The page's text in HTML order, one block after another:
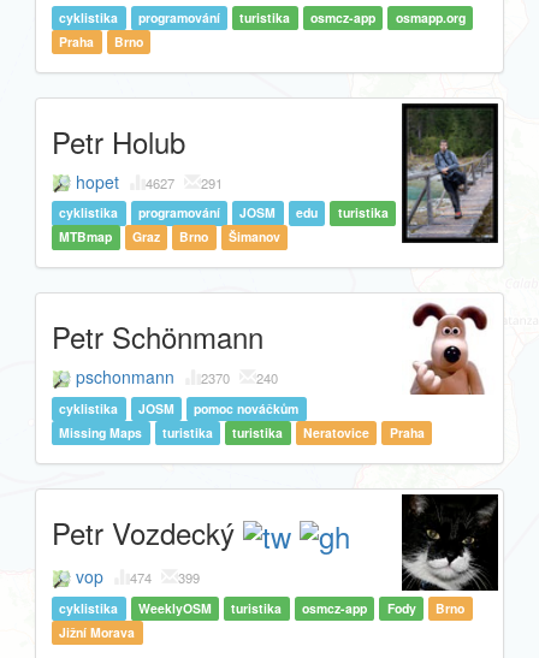
cyklistika programování turistika osmcz-app
osmapp.org
Praha
Brno
Petr Holub
hopet 4627 291
cyklistika programování JOSM edu
turistika
MTBmap
Graz Brno Šimanov
Petr Schönmann
pschonmann 2370 240
cyklistika JOSM
pomoc nováčkům
Missing Maps
turistika turistika Neratovice Praha
Petr Vozdecký
vop 474 399
cyklistika WeeklyOSM turistika osmcz-app Fody
Brno
Jižní Morava